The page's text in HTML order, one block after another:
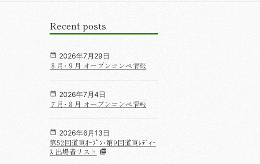
Recent posts
2026年7月29日
８月･９月 オープンコンペ情報
2026年7月4日
７月･８月 オープンコンペ情報
2026年6月13日
第52回道東ｵｰﾌﾟﾝ･第9回道東ﾚﾃﾞｨｰ
ｽ 出場者リスト